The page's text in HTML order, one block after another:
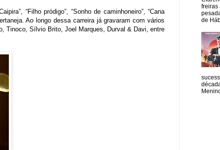
“Filho pródigo”, “Sonho de caminhoneiro”, “Cana
Ao longo dessa carreira já gravaram com vários
Tinoco, Sílvio Brito, Joel Marques, Durval & Davi, entre
freiras
de